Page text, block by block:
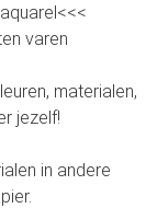
varen
materialen,
jezelf!
in andere